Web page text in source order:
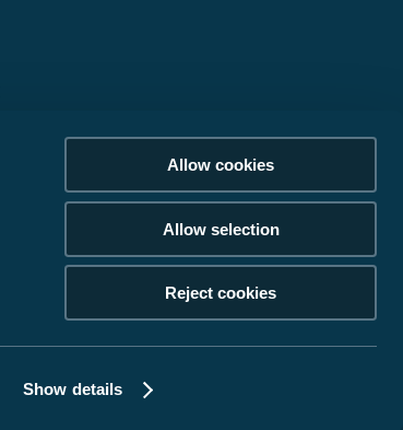
Show details
Allow cookies
Allow selection
Reject cookies
© 2026 Carado GmbH